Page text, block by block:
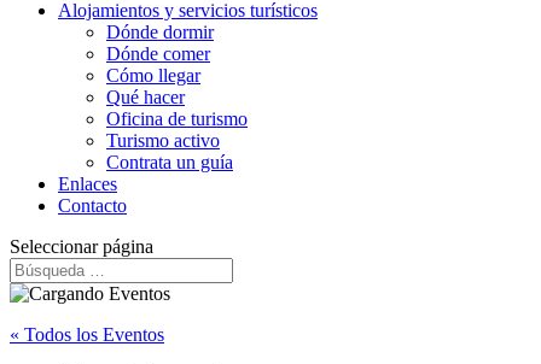
Alojamientos y servicios turísticos
Dónde dormir
Dónde comer
Cómo llegar
Qué hacer
Oficina de turismo
Turismo activo
Contrata un guía
Enlaces
Contacto
Seleccionar página
« Todos los Eventos